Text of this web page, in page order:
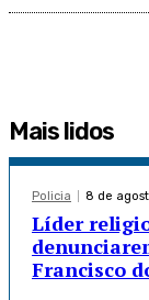
Mais lidos
Policia 8 de
Líder
Francisco